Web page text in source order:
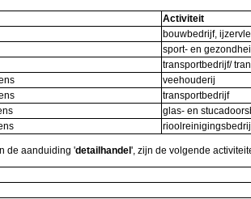
Activiteit
bouwbedrijf,
sport- en
transportbedrijf/
veehouderij
transportbedrijf
glas- en
de aanduiding 'detailhandel ', zijn de volgende